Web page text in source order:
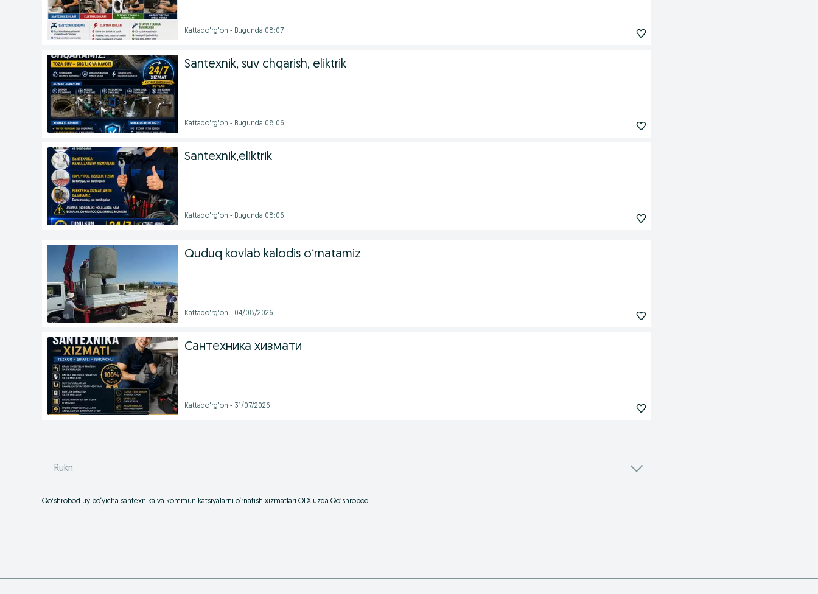
Kattaqo'rg'on - Bugunda 08:07
Santexnik, suv chqarish, eliktrik
Kattaqo'rg'on - Bugunda 08:06
Santexnik,eliktrik
Kattaqo'rg'on - Bugunda 08:06
Quduq kovlab kalodis oʻrnatamiz
Kattaqo'rg'on - 04/08/2026
Сантехника хизмати
Kattaqo'rg'on - 31/07/2026
Rukn
Qoʻshrobod uy bo‘yicha santexnika va kommunikatsiyalarni o‘rnatish xizmatlari OLX.uzda Qoʻshrobod